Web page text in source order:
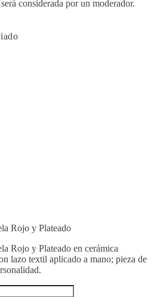
considerada por un moderador.
Rojo y Plateado
Rojo y Plateado en cerámica
lazo textil aplicado a mano; pieza de